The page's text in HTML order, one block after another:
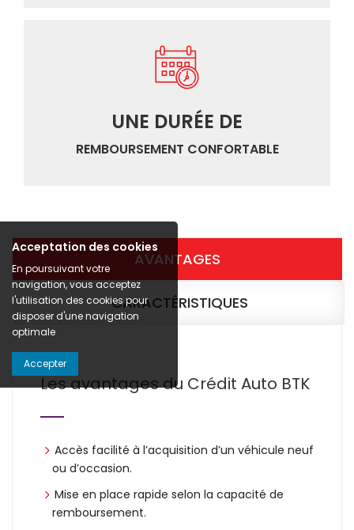
Acceptation des cookies
En poursuivant votre
navigation, vous acceptez
l'utilisation des cookies pour
disposer d'une navigation
optimale
Accepter
UNE DURÉE DE
REMBOURSEMENT CONFORTABLE
AVANTAGES
CARACTÉRISTIQUES
Les avantages du Crédit Auto BTK
Accès facilité à l’acquisition d’un véhicule neuf
ou d’occasion.
Mise en place rapide selon la capacité de
remboursement.